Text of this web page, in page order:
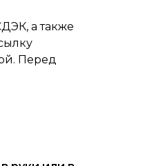
а также
Перед